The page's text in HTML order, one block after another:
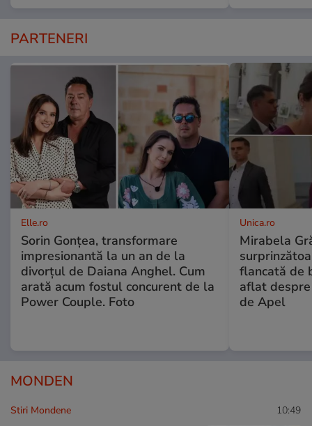
PARTENERI
Elle.ro
Sorin Gonțea, transformare
impresionantă la un an de la
divorțul de Daiana Anghel. Cum
arată acum fostul concurent de la
Power Couple. Foto
Unica.ro
Mirabela
flancată de
aflat
de Apel
MONDEN
Stiri Mondene 10:49